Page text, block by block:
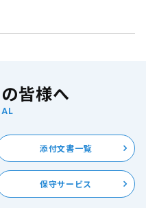
皆様へ
添付文書一覧
保守サービス